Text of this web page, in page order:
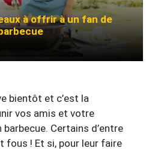
à offrir à un fan de
bientôt et c’est la
vos amis et votre
Certains d’entre
fous ! Et si, pour leur faire